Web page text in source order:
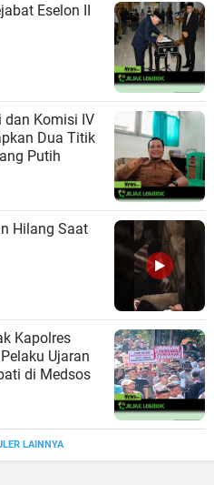
Eselon II
dan Komisi IV
Dua Titik
Putih
Hilang Saat
Kapolres
Ujaran
di Medsos
LAINNYA